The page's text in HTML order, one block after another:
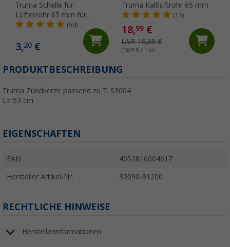
Truma Schelle für
Lüfterrohr 65 mm für
Truma Kaltluftrohre
(50)
3,20 €
Truma Kaltluftrohr 65 mm
(13)
18,99€
UVP 19,99 €
(18,99€ / 1 m)
PRODUKTBESCHREIBUNG
Truma Zündkerze passend zu T. S3004
L= 53 cm
EIGENSCHAFTEN
EAN 4052816004617
Hersteller Artikel-Nr. 30090-91200
RECHTLICHE HINWEISE
Herstellerinformationen